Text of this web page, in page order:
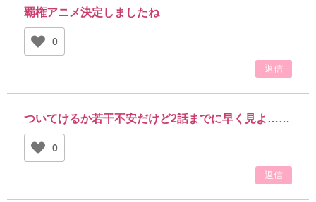
覇権アニメ決定しましたね
0
返信
ついてけるか若干不安だけど2話までに早く見よ……
0
返信